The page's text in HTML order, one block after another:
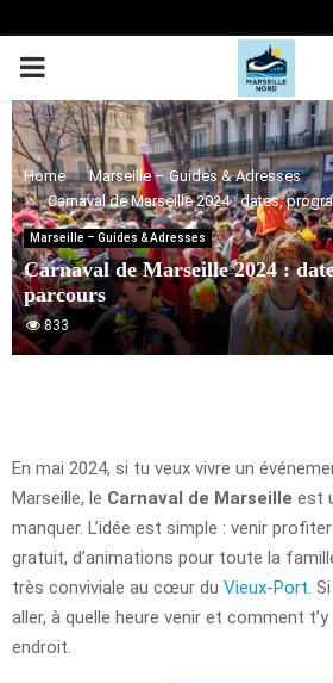
PRIMARY
MENU
Home
Marseille – Guides & Adresses
Carnaval de Marseille 2024 : dates,
Marseille – Guides & Adresses
Carnaval de Marseille 2024 :
parcours
833
En mai 2024, si tu veux vivre un
Marseille, le Carnaval de Marseille est
manquer. L’idée est simple : venir
gratuit, d’animations pour toute la
très conviviale au cœur du Vieux-Port .
aller, à quelle heure venir et comment
endroit.